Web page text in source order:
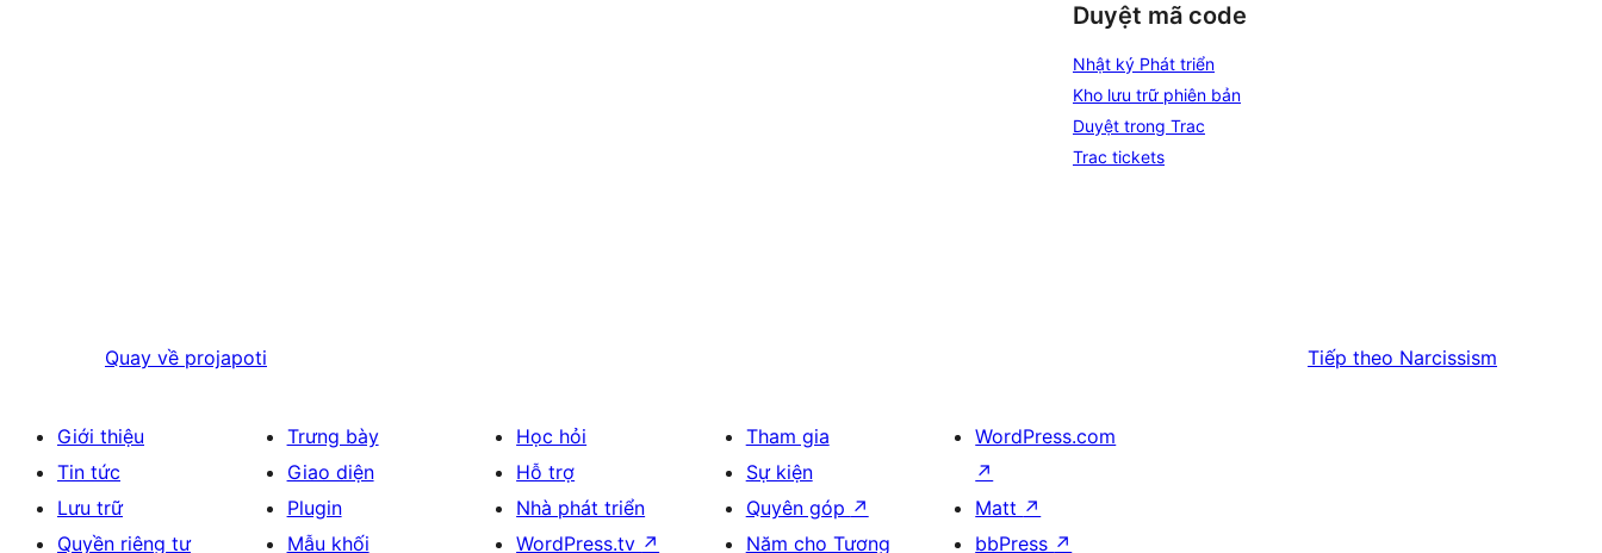
Duyệt mã code
Nhật ký Phát triển
Kho lưu trữ phiên bản
Duyệt trong Trac
Trac tickets
Quay về projapoti Tiếp theo Narcissism
Giới thiệu
Tin tức
Lưu trữ
Quyền riêng tư
Trưng bày
Giao diện
Plugin
Mẫu khối
Học hỏi
Hỗ trợ
Nhà phát triển
WordPress.tv ↗
Tham gia
Sự kiện
Quyên góp ↗
Năm cho Tương
WordPress.com
↗
Matt ↗
bbPress ↗